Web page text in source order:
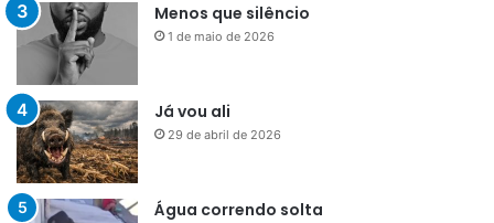
Menos que silêncio
1 de maio de 2026
Já vou ali
29 de abril de 2026
Água correndo solta